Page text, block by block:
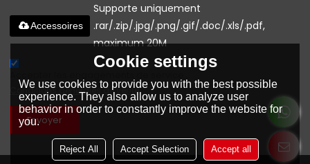
Supporte uniquement
.rar/.zip/.jpg/.png/.gif/.doc/.xls/.pdf,
maximum 20M
Accessoires
Conditions générales de vente
Envoyer
Cookie settings
We use cookies to provide you with the best possible
experience. They also allow us to analyze user
behavior in order to constantly improve the website for
you.
Reject All Accept Selection Accept all